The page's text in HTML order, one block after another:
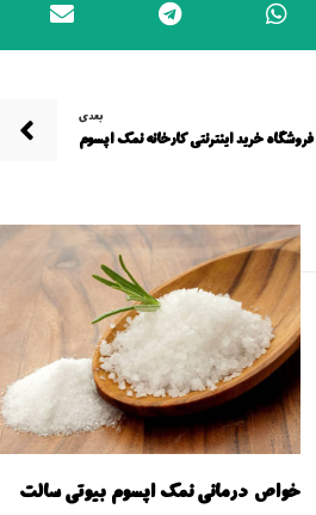
بعدی
فروشگاه خرید اینترنتی کارخانه نمک اپسوم
خواص درمانی نمک اپسوم بیوتی سالت